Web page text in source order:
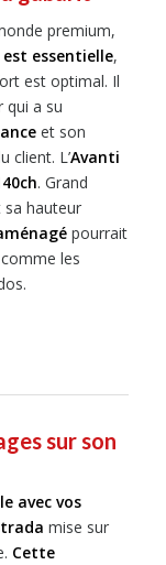
premium,
essentielle,
est optimal. Il
qui a su
et son
client. L’Avanti
. Grand
hauteur
pourrait
les
sur son
avec vos
mise sur
Cette